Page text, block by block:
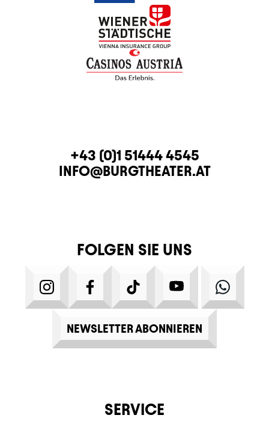
KONTAKTTELEFON
+43 (0)1 51444 4545
E-MAIL
INFO@BURGTHEATER.AT
FOLGEN SIE UNS
INSTAGRAMFACEBOOKTIKTOK YOUTUBE
NEWSLETTER ABONNIEREN
SERVICE